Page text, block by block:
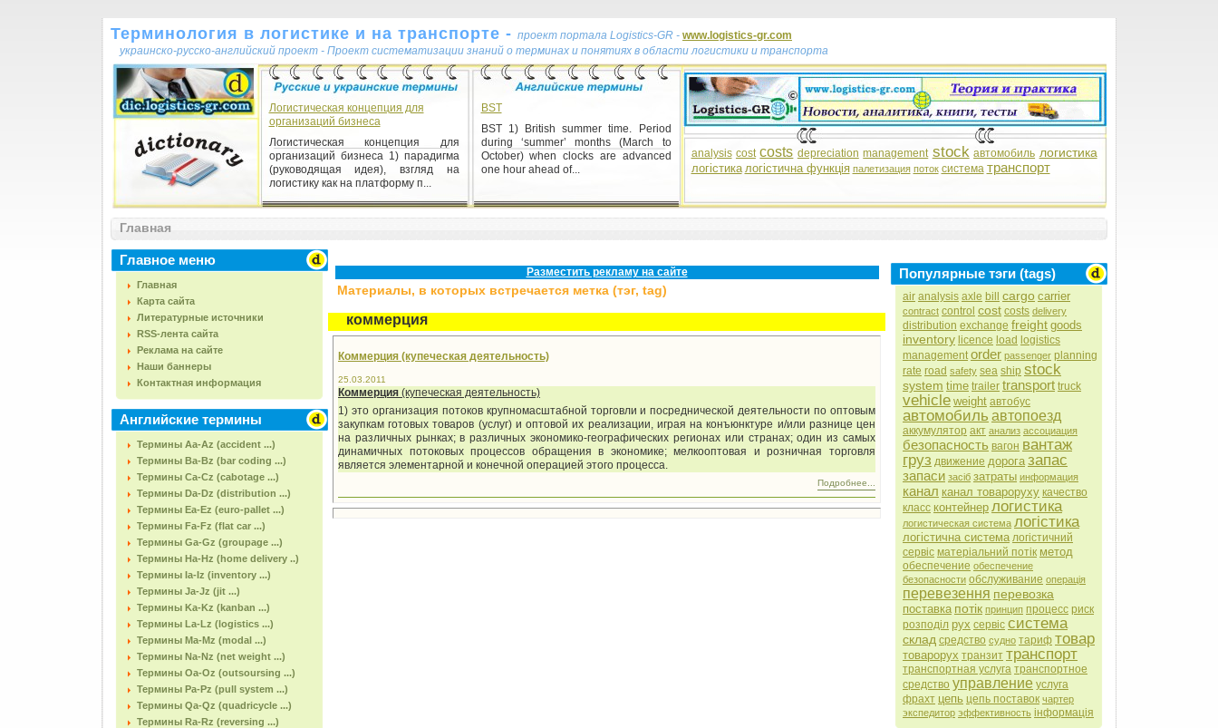
Терминология в логистике и на транспорте - проект портала Logistics-GR - www.logistics-gr.com
украинско-русско-английский проект - Проект систематизации знаний о терминах и понятиях в области логистики и транспорта
Логистическая концепция для
организаций бизнеса
Логистическая концепция для
организаций бизнеса 1) парадигма
(руководящая идея), взгляд на
логистику как на платформу п...
BST
BST 1) British summer time. Period
during ‘summer’ months (March to
October) when clocks are advanced
one hour ahead of...
analysis cost costs depreciation management stock автомобиль логистика
логістика логістична функція палетизация поток система транспорт
Главная
Главное меню
Главная
Карта сайта
Литературные источники
RSS-лента сайта
Реклама на сайте
Наши баннеры
Контактная информация
Английские термины
Термины Aa-Az (accident ...)
Термины Ba-Bz (bar coding ...)
Термины Ca-Cz (cabotage ...)
Термины Da-Dz (distribution ...)
Термины Ea-Ez (euro-pallet ...)
Термины Fa-Fz (flat car ...)
Термины Ga-Gz (groupage ...)
Термины Ha-Hz (home delivery ..)
Термины Ia-Iz (inventory ...)
Термины Ja-Jz (jit ...)
Термины Ka-Kz (kanban ...)
Термины La-Lz (logistics ...)
Термины Ma-Mz (modal ...)
Термины Na-Nz (net weight ...)
Термины Oa-Oz (outsoursing ...)
Термины Pa-Pz (pull system ...)
Термины Qa-Qz (quadricycle ...)
Термины Ra-Rz (reversing ...)
Разместить рекламу на сайте
Материалы, в которых встречается метка (тэг, tag)
коммерция
Коммерция (купеческая деятельность)
25.03.2011
Коммерция (купеческая деятельность)
1) это организация потоков крупномасштабной торговли и посреднической деятельности по оптовым
закупкам готовых товаров (услуг) и оптовой их реализации, играя на конъюнктуре и/или разнице цен
на различных рынках; в различных экономико-географических регионах или странах; один из самых
динамичных потоковых процессов обращения в экономике; мелкооптовая и розничная торговля
является элементарной и конечной операцией этого процесса.
Подробнее...
Популярные тэги (tags)
air analysis axle bill cargo carrier
contract control cost costs delivery
distribution exchange freight goods
inventory licence load logistics
management order passenger planning
rate road safety sea ship stock
system time trailer transport truck
vehicle weight автобус
автомобиль автопоезд
аккумулятор акт анализ ассоциация
безопасность вагон вантаж
груз движение дорога запас
запаси засіб затраты информация
канал канал товароруху качество
класс контейнер логистика
логистическая система логістика
логістична система логістичний
сервіс матеріальний потік метод
обеспечение обеспечение
безопасности обслуживание операція
перевезення перевозка
поставка потік принцип процесс риск
розподіл рух сервіс система
склад средство судно тариф товар
товарорух транзит транспорт
транспортная услуга транспортное
средство управление услуга
фрахт цепь цепь поставок чартер
экспедитор эффективность інформація